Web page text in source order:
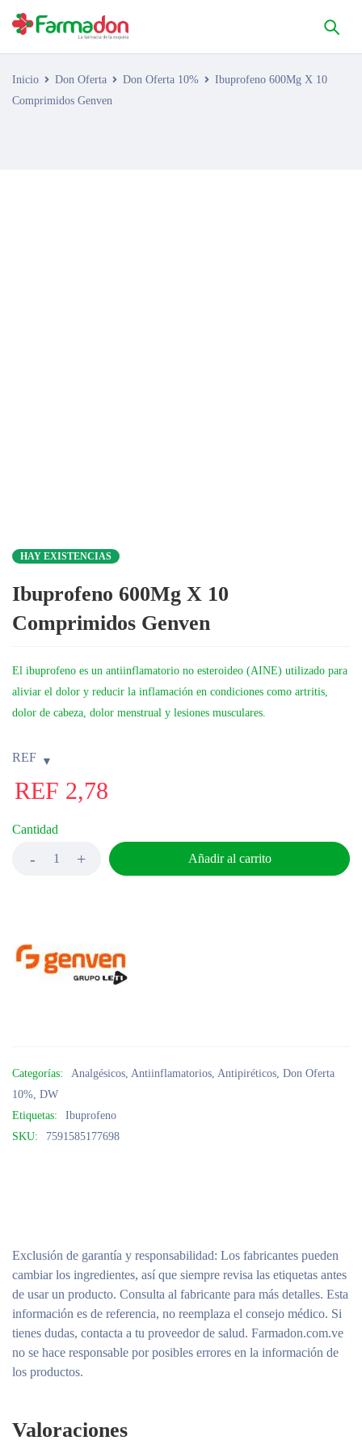
Inicio Don Oferta Don Oferta 10%
Ibuprofeno 600Mg X 10
Comprimidos Genven
HAY EXISTENCIAS
Ibuprofeno 600Mg X 10
Comprimidos Genven
El ibuprofeno es un antiinflamatorio no esteroideo (AINE) utilizado para
aliviar el dolor y reducir la inflamación en condiciones como artritis,
dolor de cabeza, dolor menstrual y lesiones musculares.
REF
REF 2,78
Cantidad
Añadir al carrito
Categorías: Analgésicos, Antiinflamatorios, Antipiréticos, Don Oferta
10%, DW
Etiquetas:
Ibuprofeno
SKU:
7591585177698
Exclusión de garantía y responsabilidad: Los fabricantes pueden
cambiar los ingredientes, así que siempre revisa las etiquetas antes
de usar un producto. Consulta al fabricante para más detalles. Esta
información es de referencia, no reemplaza el consejo médico. Si
tienes dudas, contacta a tu proveedor de salud. Farmadon.com.ve
no se hace responsable por posibles errores en la información de
los productos.
Valoraciones